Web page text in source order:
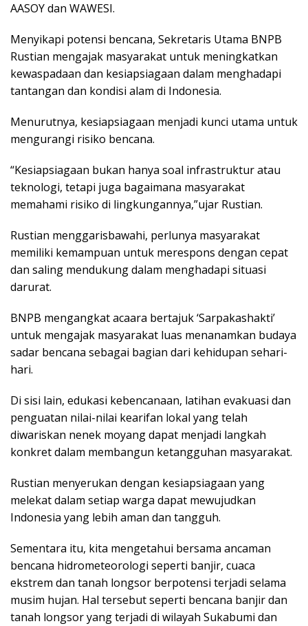
AASOY dan WAWESI.
Menyikapi potensi bencana, Sekretaris Utama BNPB
Rustian mengajak masyarakat untuk meningkatkan
kewaspadaan dan kesiapsiagaan dalam menghadapi
tantangan dan kondisi alam di Indonesia.
Menurutnya, kesiapsiagaan menjadi kunci utama untuk
mengurangi risiko bencana.
“Kesiapsiagaan bukan hanya soal infrastruktur atau
teknologi, tetapi juga bagaimana masyarakat
memahami risiko di lingkungannya,”ujar Rustian.
Rustian menggarisbawahi, perlunya masyarakat
memiliki kemampuan untuk merespons dengan cepat
dan saling mendukung dalam menghadapi situasi
darurat.
BNPB mengangkat acaara bertajuk ‘Sarpakashakti’
untuk mengajak masyarakat luas menanamkan budaya
sadar bencana sebagai bagian dari kehidupan sehari-
hari.
Di sisi lain, edukasi kebencanaan, latihan evakuasi dan
penguatan nilai-nilai kearifan lokal yang telah
diwariskan nenek moyang dapat menjadi langkah
konkret dalam membangun ketangguhan masyarakat.
Rustian menyerukan dengan kesiapsiagaan yang
melekat dalam setiap warga dapat mewujudkan
Indonesia yang lebih aman dan tangguh.
Sementara itu, kita mengetahui bersama ancaman
bencana hidrometeorologi seperti banjir, cuaca
ekstrem dan tanah longsor berpotensi terjadi selama
musim hujan. Hal tersebut seperti bencana banjir dan
tanah longsor yang terjadi di wilayah Sukabumi dan